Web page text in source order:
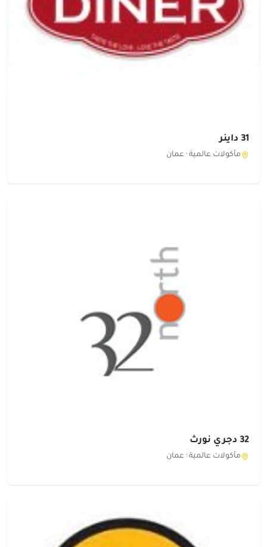
31 داينر
مأكولات عالمية · عمان
32 دجري نورث
مأكولات عالمية · عمان